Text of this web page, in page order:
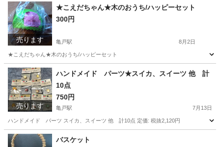
東京 江東区 亀戸駅 その他 チェーンソー
売ります
★こえだちゃん★木のおうち/ハッピーセット
300円
亀戸駅 8月2日
★こえだちゃん★木のおうち/ハッピーセット
東京 江東区 亀戸駅 おもちゃ こえだちゃん
売ります
ハンドメイド パーツ★スイカ、スイーツ 他 計
10点
750円
亀戸駅 7月13日
ハンドメイド パーツ スイカ、スイーツ 他 計10点 定価: 税抜2,120円
東京 江東区 亀戸駅
バスケット